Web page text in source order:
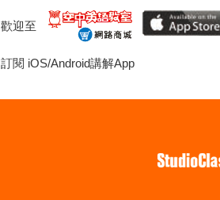
歡迎至
訂閱 iOS/Android講解App